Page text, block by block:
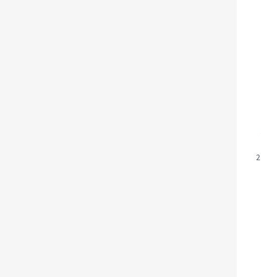
מידע יישמר כמשתנים במחלקה וניתן לקרוא אותם ב template בדיוק כמו שאנגולר1 חיברה בין התבנית לבקר. מונה הלחיצות באנגולר 2